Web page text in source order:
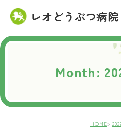
レオどうぶつ病院
ご予約
Month:
HOME